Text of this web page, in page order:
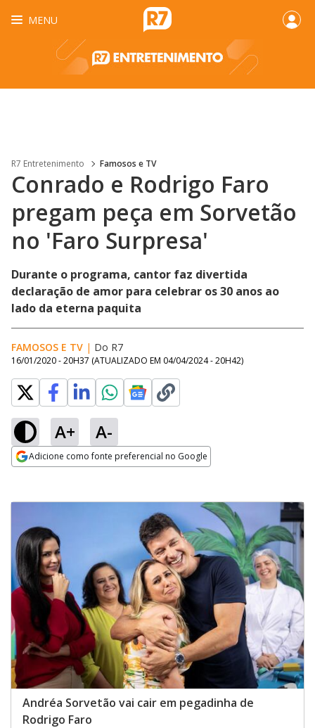
MENU
R7 Entretenimento Famosos e TV
Conrado e Rodrigo Faro
pregam peça em Sorvetão
no 'Faro Surpresa'
Durante o programa, cantor faz divertida
declaração de amor para celebrar os 30 anos ao
lado da eterna paquita
FAMOSOS E TV | Do R7
16/01/2020 - 20H37 (ATUALIZADO EM 04/04/2024 - 20H42)
A+ A-
Adicione como fonte preferencial no Google
Andréa Sorvetão vai cair em pegadinha de
Rodrigo Faro